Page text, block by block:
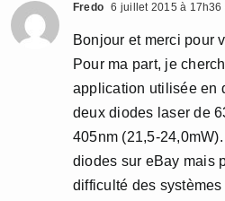
Fredo 6 juillet 2015 à 17h36
Bonjour et merci pour
Pour ma part, je
application utilisée en
deux diodes laser de
405nm (21,5-
diodes sur eBay mais
difficulté des